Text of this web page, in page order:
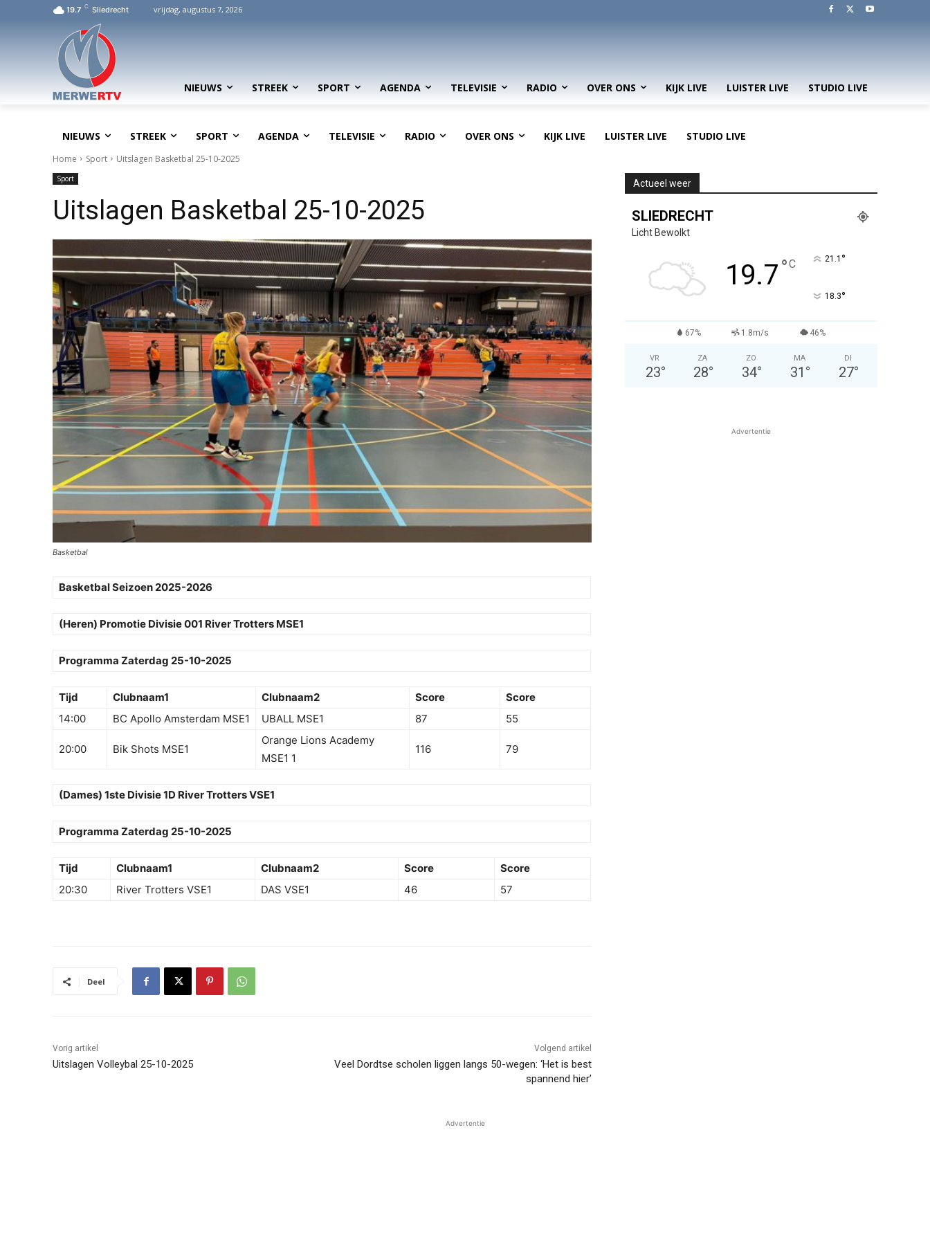
19.7 C Sliedrecht vrijdag, augustus 7, 2026
NIEUWS STREEK SPORT AGENDA TELEVISIE RADIO OVER ONS KIJK LIVE LUISTER LIVE STUDIO LIVE
NIEUWS STREEK SPORT AGENDA TELEVISIE RADIO OVER ONS KIJK LIVE LUISTER LIVE STUDIO LIVE
Home Sport Uitslagen Basketbal 25-10-2025
Sport
Uitslagen Basketbal 25-10-2025
Basketbal
Basketbal Seizoen 2025-2026
(Heren) Promotie Divisie 001 River Trotters MSE1
Programma Zaterdag 25-10-2025
Tijd Clubnaam1 Clubnaam2 Score
Score
14:00
BC Apollo Amsterdam MSE1 UBALL MSE1 87 55
20:00 Bik Shots MSE1
Orange Lions Academy
MSE1 1
116 79
(Dames) 1ste Divisie 1D River Trotters VSE1
Programma Zaterdag 25-10-2025
Tijd Clubnaam1 Clubnaam2 Score
Score
20:30
River Trotters VSE1 DAS VSE1 46 57
Deel
Vorig artikel
Uitslagen Volleybal 25-10-2025
Volgend artikel
Veel Dordtse scholen liggen langs 50-wegen: ‘Het is best
spannend hier’
Actueel weer
SLIEDRECHT
Licht Bewolkt
19.7°C 21.1 °
18.3°
67% 1.8m/s 46%
VR
23°
ZA
28°
ZO
34°
MA
31 °
DI
27°
Advertentie
Advertentie